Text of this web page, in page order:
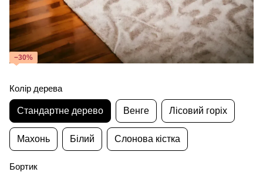
−30%
Колір дерева
Стандартне дерево Венге Лісовий горіх
Махонь Білий Слонова кістка
Бортик